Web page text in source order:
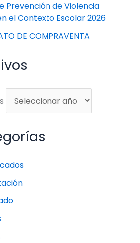
Prevención de Violencia
el Contexto Escolar 2026
DE COMPRAVENTA